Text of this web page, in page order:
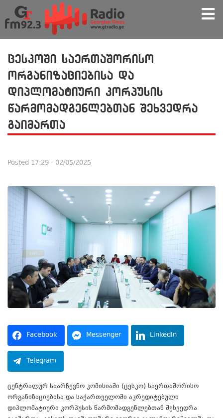
ცესკოში საერთაშორისო
ორგანიზაციებისა და
დიპლომატიური კორპუსის
წარმომადგენლებთან შეხვედრა
გაიმართა
Posted 17:29 - 02/05/2025
Facebook Messenger LinkedIn
Telegram
ცენტრალურ საარჩევნო კომისიაში (ცესკო) საერთაშორისო
ორგანიზაციებისა და საქართველოში აკრედიტებული
დიპლომატიური კორპუსის წარმომადგენლებთან შეხვედრა